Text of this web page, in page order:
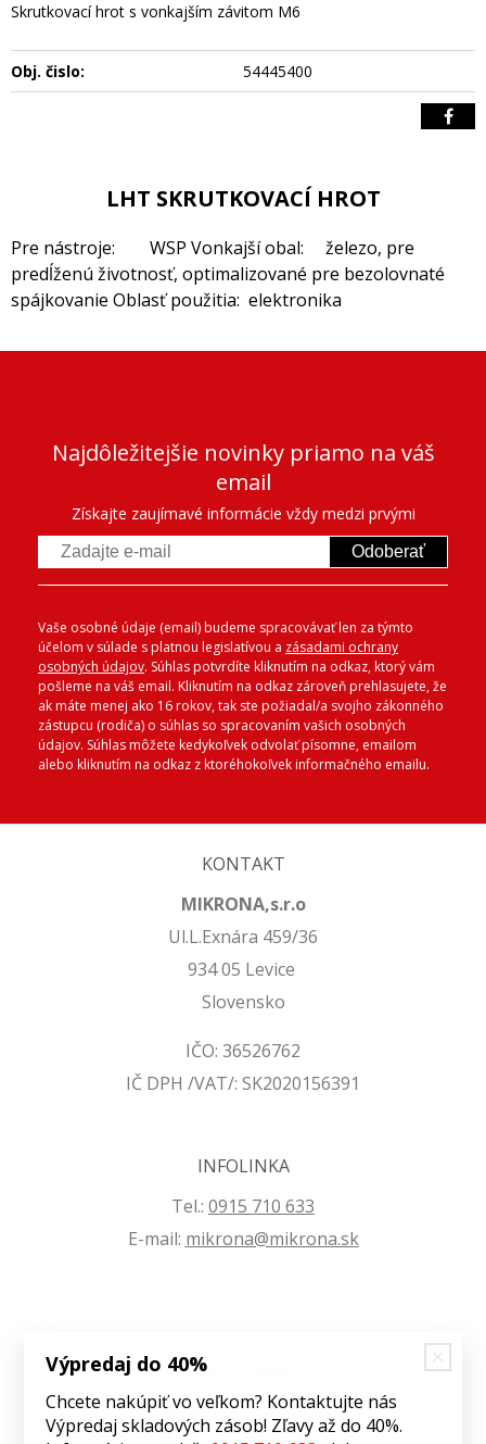
Skrutkovací hrot s vonkajším závitom M6
Obj. čislo: 54445400
LHT SKRUTKOVACÍ HROT
Pre nástroje: WSP Vonkajší obal: železo, pre
predĺženú životnosť, optimalizované pre bezolovnaté
spájkovanie Oblasť použitia: elektronika
Najdôležitejšie novinky priamo na váš
email
Získajte zaujímavé informácie vždy medzi prvými
Odoberať
Vaše osobné údaje (email) budeme spracovávať len za týmto
účelom v súlade s platnou legislatívou a zásadami ochrany
osobných údajov. Súhlas potvrdíte kliknutím na odkaz, ktorý vám
pošleme na váš email. Kliknutím na odkaz zároveň prehlasujete, že
ak máte menej ako 16 rokov, tak ste požiadal/a svojho zákonného
zástupcu (rodiča) o súhlas so spracovaním vašich osobných
údajov. Súhlas môžete kedykoľvek odvolať písomne, emailom
alebo kliknutím na odkaz z ktoréhokoľvek informačného emailu.
KONTAKT
MIKRONA,s.r.o
Ul.L.Exnára 459/36
934 05 Levice
Slovensko
IČO: 36526762
IČ DPH /VAT/: SK2020156391
INFOLINKA
Tel.: 0915 710 633
E-mail: mikrona@mikrona.sk
VŠETKO O NÁKUPE
Obchodné podmienky
Výpredaj do 40%
Chcete nakúpiť vo veľkom? Kontaktujte nás
Výpredaj skladových zásob! Zľavy až do 40%.